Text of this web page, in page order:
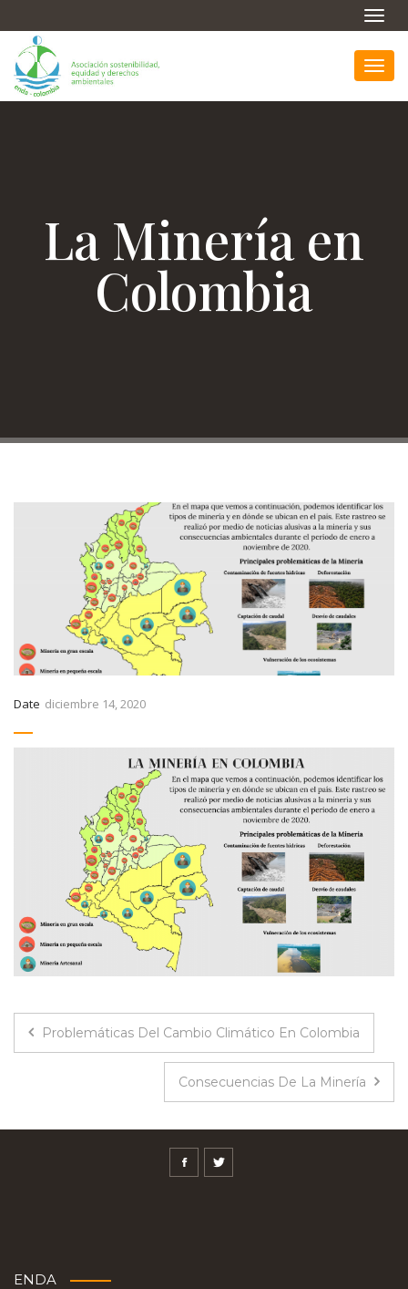
La Minería en
Colombia
Date diciembre 14, 2020
Problemáticas Del Cambio Climático En Colombia
Consecuencias De La Minería
ENDA